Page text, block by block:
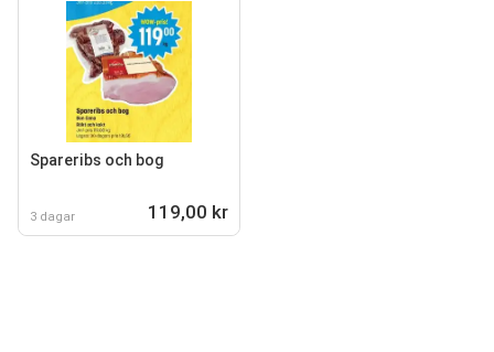
Spareribs och bog
3 dagar 119,00 kr